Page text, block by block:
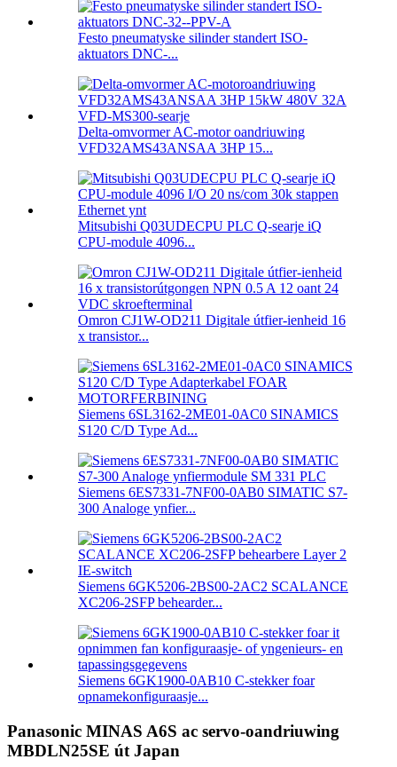
Festo pneumatyske silinder standert ISO-
aktuators DNC-...
Delta-omvormer AC-motor oandriuwing
VFD32AMS43ANSAA 3HP 15...
Mitsubishi Q03UDECPU PLC Q-searje iQ
CPU-module 4096...
Omron CJ1W-OD211 Digitale útfier-ienheid 16
x transistor...
Siemens 6SL3162-2ME01-0AC0 SINAMICS
S120 C/D Type Ad...
Siemens 6ES7331-7NF00-0AB0 SIMATIC S7-
300 Analoge ynfier...
Siemens 6GK5206-2BS00-2AC2 SCALANCE
XC206-2SFP behearder...
Siemens 6GK1900-0AB10 C-stekker foar
opnamekonfiguraasje...
Panasonic MINAS A6S ac servo-oandriuwing
MBDLN25SE út Japan